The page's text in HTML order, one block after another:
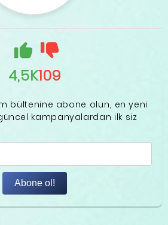
4,5K109
bültenine abone olun, en yeni
kampanyalardan ilk siz
Abone ol!